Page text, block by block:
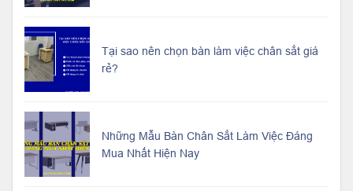
Tại sao nên chọn bàn làm việc chân sắt giá
rẻ?
Những Mẫu Bàn Chân Sắt Làm Việc Đáng
Mua Nhất Hiện Nay